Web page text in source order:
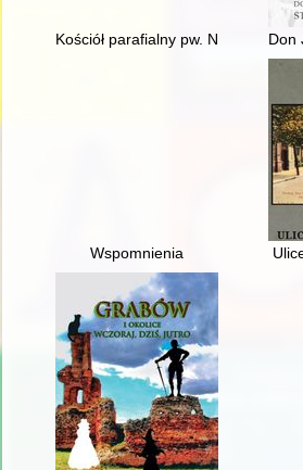
Kościół parafialny pw. Don
Wspomnienia